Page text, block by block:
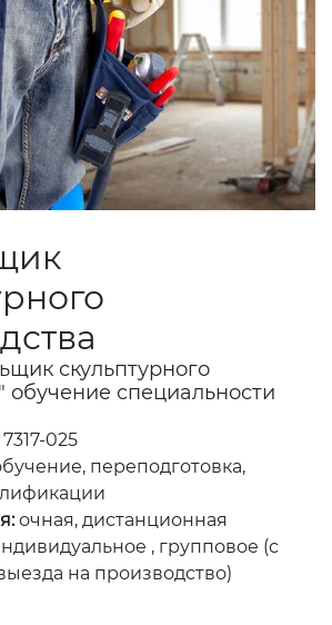
скульптурного
обучение специальности
7317-025
переподготовка,
очная, дистанционная
, групповое (с
на производство)